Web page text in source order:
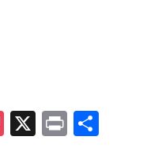
Pocket
X Print